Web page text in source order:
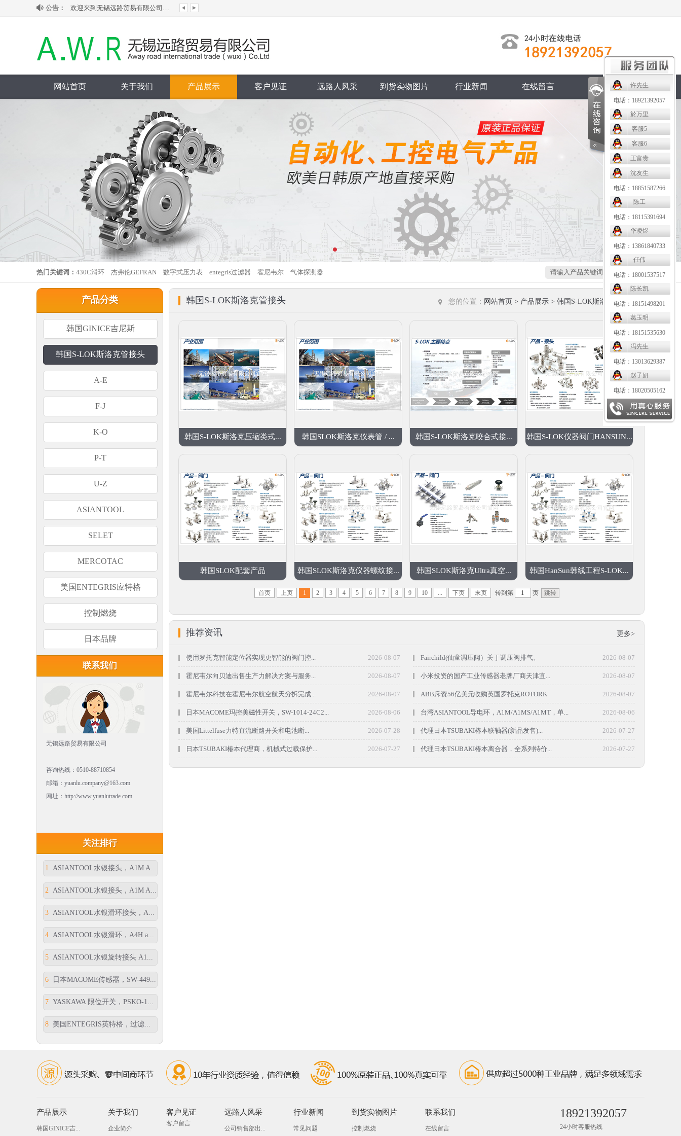
许先生
电话：18921392057
於万里
客服5
客服6
王富贵
沈友生
电话：18851587266
陈工
电话：18115391694
华凌煜
电话：13861840733
任伟
电话：18001537517
陈长凯
电话：18151498201
葛玉明
电话：18151535630
冯先生
电话：13013629387
赵子妍
电话：18020505162
公告： 欢迎来到无锡远路贸易有限公司网站！
代理销售韩国HANSUN旗下S-LOK管阀件...
本公司为台湾ASIANTOOL水银滑环大陆授...
网站首页 关于我们 产品展示 客户见证 远路人风采 到货实物图片 行业新闻 在线留言 联系我们
热门关键词： 430C滑环 杰弗伦GEFRAN 数字式压力表 entegris过滤器 霍尼韦尔 气体探测器
产品分类
韩国GINICE吉尼斯
韩国S-LOK斯洛克管接头
A-E
F-J
K-O
P-T
U-Z
ASIANTOOL
SELET
MERCOTAC
美国ENTEGRIS应特格
控制燃烧
日本品牌
联系我们
无锡远路贸易有限公司
咨询热线：0510-88710854
邮箱：yuanlu.company@163.com
网址：http://www.yuanlutrade.com
关注排行
1 ASIANTOOL水银接头，A1M A...
2 ASIANTOOL水银接头，A1M A...
3 ASIANTOOL水银滑环接头，A...
4 ASIANTOOL水银滑环，A4H a...
5 ASIANTOOL水银旋转接头 A1...
6 日本MACOME传感器，SW-449...
7 YASKAWA 限位开关，PSKO-1...
8 美国ENTEGRIS英特格，过滤...
韩国S-LOK斯洛克管接头 网站首页 > 产品展示 > 韩国S-LOK斯洛克管接头
您的位置：
韩国S-LOK斯洛克压缩类式... 韩国SLOK斯洛克仪表管 / ... 韩国S-LOK斯洛克咬合式接... 韩国S-LOK仪器阀门HANSUN...
韩国SLOK配套产品 韩国SLOK斯洛克仪器螺纹接... 韩国SLOK斯洛克Ultra真空... 韩国HanSun韩线工程S-LOK...
首页 上页 1 2 3 4 5 6 7 8 9 10 ... 下页 末页 转到第 页
推荐资讯 更多>
使用罗托克智能定位器实现更智能的阀门控... 2026-08-07 Fairchild(仙童调压阀）关于调压阀排气、 2026-08-07
霍尼韦尔向贝迪出售生产力解决方案与服务... 2026-08-07 小米投资的国产工业传感器老牌厂商天津宜... 2026-08-07
霍尼韦尔科技在霍尼韦尔航空航天分拆完成... 2026-08-07 ABB斥资56亿美元收购英国罗托克ROTORK 2026-08-07
日本MACOME玛控美磁性开关，SW-1014-24C2... 2026-08-06 台湾ASIANTOOL导电环，A1M/A1MS/A1MT，单... 2026-08-06
美国Littelfuse力特直流断路开关和电池断... 2026-07-28 代理日本TSUBAKI椿本联轴器(新品发售)... 2026-07-27
日本TSUBAKI椿本代理商，机械式过载保护... 2026-07-27 代理日本TSUBAKI椿本离合器，全系列特价... 2026-07-27
产品展示
韩国GINICE吉...
关于我们
企业简介
客户见证
客户留言
远路人风采
公司销售部出...
行业新闻
常见问题
到货实物图片
控制燃烧
联系我们
在线留言
18921392057
24小时客服热线